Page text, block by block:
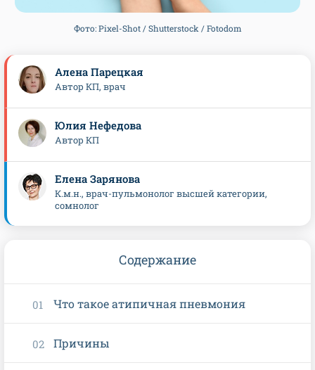
Фото: Pixel-Shot / Shutterstock / Fotodom
Алена Парецкая
Автор КП, врач
Юлия Нефедова
Автор КП
Елена Зарянова
К.м.н., врач-пульмонолог высшей категории,
сомнолог
Содержание
Что такое атипичная пневмония
Причины